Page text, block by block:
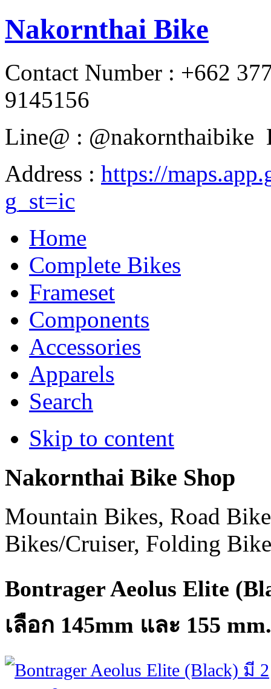
Nakornthai Bike
Contact Number : +662
9145156
Line@ :
Address : https://
g_st=ic
Home
Complete Bikes
Frameset
Components
Accessories
Apparels
Search
Skip to content
Nakornthai Bike Shop
Mountain Bikes, Road
Bikes/Cruiser, Folding
Bontrager Aeolus Elite
เลือก 145mm และ 155 mm.